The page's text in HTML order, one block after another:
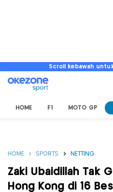
Scroll kebawah
HOME F1 MOTO GP
HOME SPORTS NETTING
Zaki Ubaidillah Tak
Hong Kong di 16